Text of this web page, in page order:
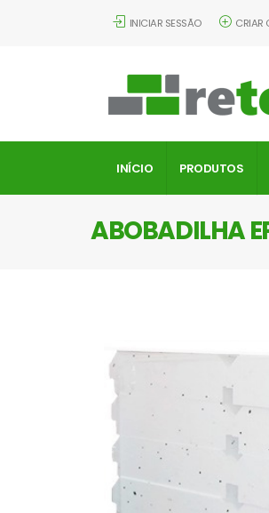
INICIAR SESSÃO CRIAR
INÍCIO PRODUTOS
ABOBADILHA